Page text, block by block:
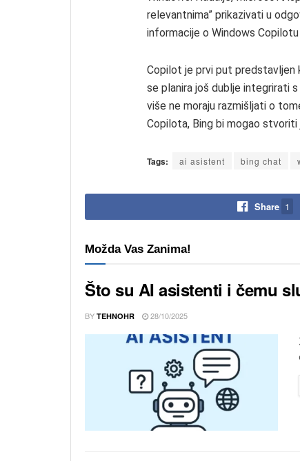
relevantnima” prikazivati u
informacije o Windows
Copilot je prvi put predstavljen
se planira još dublje integrirati
više ne moraju razmišljati o
Copilota, Bing bi mogao stvoriti
Tags: ai asistent bing chat
Share 1
Možda Vas Zanima!
Što su AI asistenti i čemu
BY TEHNOHR 28/10/2025